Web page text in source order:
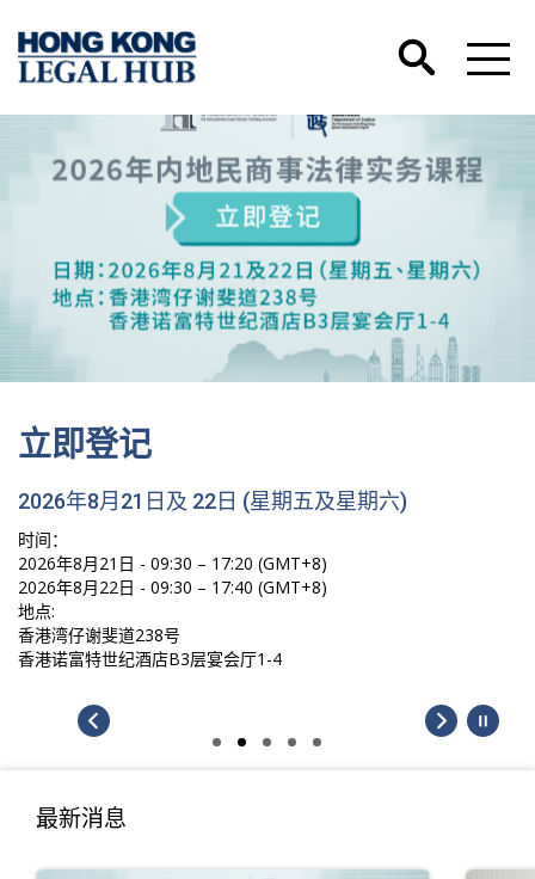
立即登记
2026年8月21日及 22日 (星期五及星期六)
时间：
2026年8月21日 - 09:30 – 17:20 (GMT+8)
2026年8月22日 - 09:30 – 17:40 (GMT+8)
地点:
香港湾仔谢斐道238号
香港诺富特世纪酒店B3层宴会厅1-4
最新消息